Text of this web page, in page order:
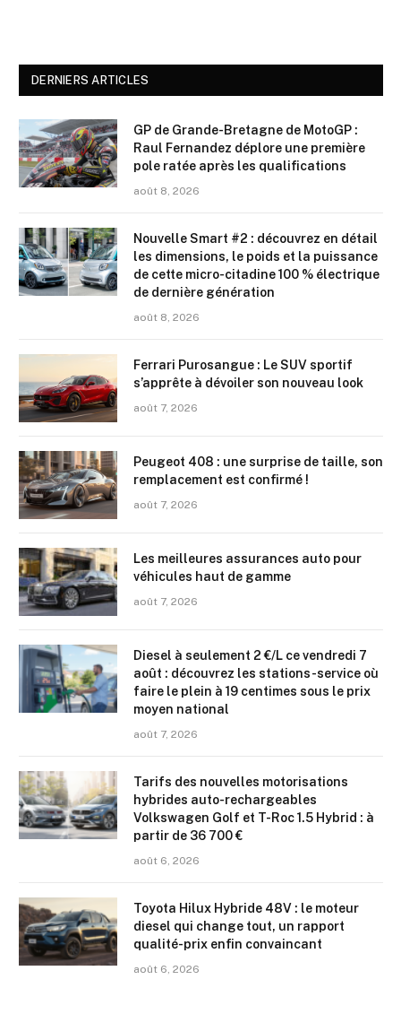
DERNIERS ARTICLES
GP de Grande-Bretagne de MotoGP :
Raul Fernandez déplore une première
pole ratée après les qualifications
août 8, 2026
Nouvelle Smart #2 : découvrez en détail
les dimensions, le poids et la puissance
de cette micro-citadine 100 % électrique
de dernière génération
août 8, 2026
Ferrari Purosangue : Le SUV sportif
s’apprête à dévoiler son nouveau look
août 7, 2026
Peugeot 408 : une surprise de taille, son
remplacement est confirmé !
août 7, 2026
Les meilleures assurances auto pour
véhicules haut de gamme
août 7, 2026
Diesel à seulement 2 €/L ce vendredi 7
août : découvrez les stations-service où
faire le plein à 19 centimes sous le prix
moyen national
août 7, 2026
Tarifs des nouvelles motorisations
hybrides auto-rechargeables
Volkswagen Golf et T-Roc 1.5 Hybrid : à
partir de 36 700 €
août 6, 2026
Toyota Hilux Hybride 48V : le moteur
diesel qui change tout, un rapport
qualité-prix enfin convaincant
août 6, 2026